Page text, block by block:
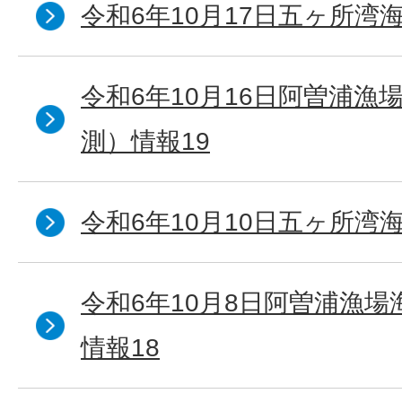
令和6年10月17日五ヶ所湾
令和6年10月16日阿曽浦漁
測）情報19
令和6年10月10日五ヶ所湾
令和6年10月8日阿曽浦漁場
情報18